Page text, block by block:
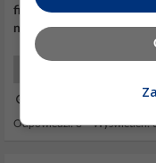
firmwareMODEMU ze
najnowszyurządzenia
Odpowiedzi: 8 Wyświetleń: